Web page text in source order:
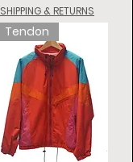
SHIPPING & RETURNS
Tendon